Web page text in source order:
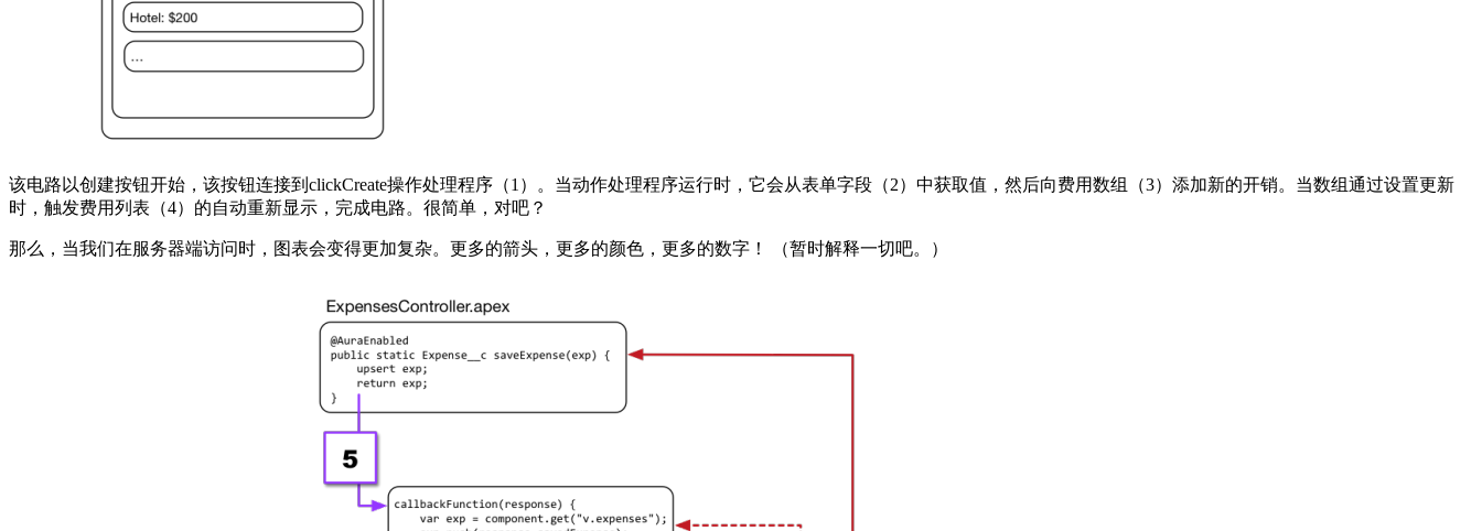
该电路以创建按钮开始，该按钮连接到clickCreate操作处理程序（1）。当动作处理程序运行时，它会从表单字段（2）中获取值，然后向费用数组（3）添加新的开销。当数组通过设置更新
时，触发费用列表（4）的自动重新显示，完成电路。很简单，对吧？
那么，当我们在服务器端访问时，图表会变得更加复杂。更多的箭头，更多的颜色，更多的数字！ （暂时解释一切吧。）